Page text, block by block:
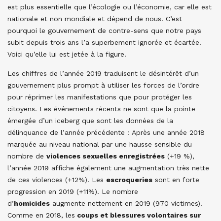
est plus essentielle que l’écologie ou l’économie, car elle est
nationale et non mondiale et dépend de nous. C’est
pourquoi le gouvernement de contre-sens que notre pays
subit depuis trois ans l’a superbement ignorée et écartée.
Voici qu’elle lui est jetée à la figure.
Les chiffres de l’année 2019 traduisent le désintérêt d’un
gouvernement plus prompt à utiliser les forces de l’ordre
pour réprimer les manifestations que pour protéger les
citoyens. Les événements récents ne sont que la pointe
émergée d’un iceberg que sont les données de la
délinquance de l’année précédente : Après une année 2018
marquée au niveau national par une hausse sensible du
nombre de violences sexuelles enregistrées (+19 %),
l’année 2019 affiche également une augmentation très nette
de ces violences (+12%). Les escroqueries sont en forte
progression en 2019 (+11%). Le nombre
d’homicides augmente nettement en 2019 (970 victimes).
Comme en 2018, les coups et blessures volontaires sur